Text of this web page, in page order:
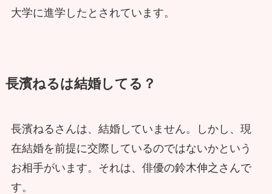
大学に進学したとされています。
長濱ねるは結婚してる？
長濱ねるさんは、結婚していません。しかし、現
在結婚を前提に交際しているのではないかという
お相手がいます。それは、俳優の鈴木伸之さんで
す。